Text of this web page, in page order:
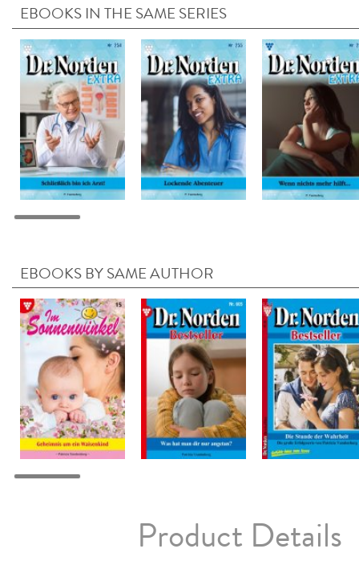
EBOOKS IN THE SAME SERIES
EBOOKS BY SAME AUTHOR
Product Details